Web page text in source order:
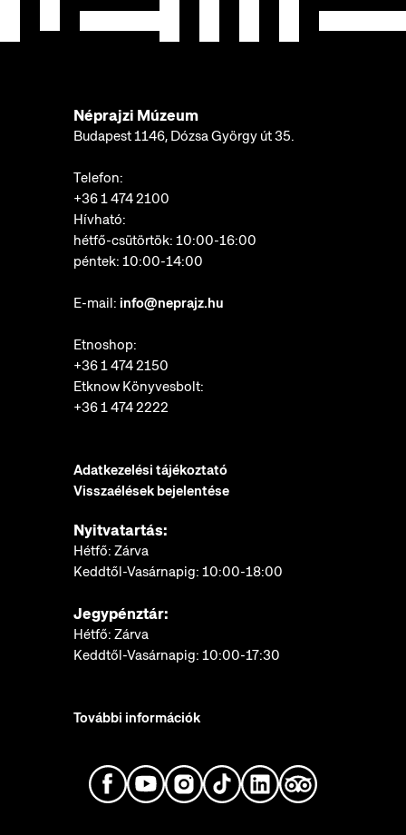
Néprajzi Múzeum
Budapest 1146, Dózsa György út 35.
Telefon:
+36 1 474 2100
Hívható:
hétfő-csütörtök: 10:00-16:00
péntek: 10:00-14:00
E-mail: info@neprajz.hu
Etnoshop:
+36 1 474 2150
Etknow Könyvesbolt:
+36 1 474 2222
Adatkezelési tájékoztató
Visszaélések bejelentése
Nyitvatartás:
Hétfő: Zárva
Keddtől-Vasárnapig: 10:00-18:00
Jegypénztár:
Hétfő: Zárva
Keddtől-Vasárnapig: 10:00-17:30
További információk